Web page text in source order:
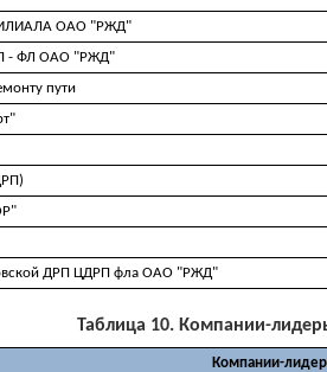
ОАО "РЖД"
- ФЛ ОАО "РЖД"
пути
ДРП ЦДРП фла ОАО "РЖД"
Таблица 10. Компании-
Компании-